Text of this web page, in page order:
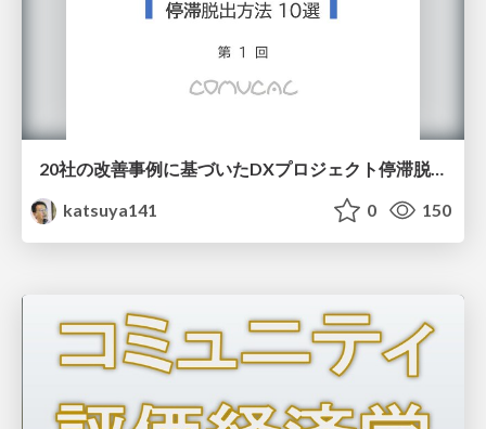
20社の改善事例に基づいたDXプロジェクト停滞脱出方法
katsuya141
0 150